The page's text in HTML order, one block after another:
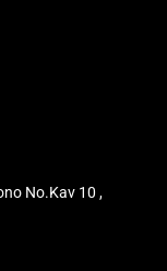
No.Kav 10 ,